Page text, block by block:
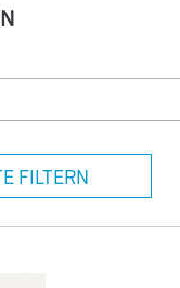
FILTERN